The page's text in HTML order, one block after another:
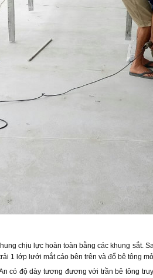
chịu lực hoàn toàn bằng các khung sắt.
1 lớp lưới mắt cáo bên trên và đổ bê tông
có độ dày tương đương với trần bê tông